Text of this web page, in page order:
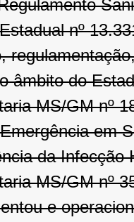
nº
âmbito do
MS/GM nº
em
da Infecção
MS/GM nº
e